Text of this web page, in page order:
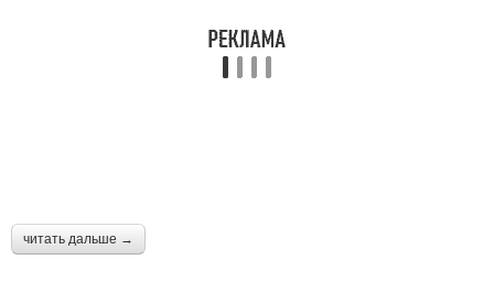
читать дальше →